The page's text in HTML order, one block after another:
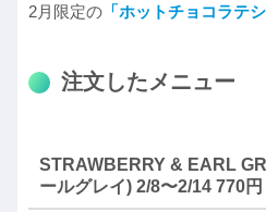
2月限定の 「ホットチョコラテ
注文したメニュー
STRAWBERRY & EARL
ールグレイ) 2/8〜2/14 770円